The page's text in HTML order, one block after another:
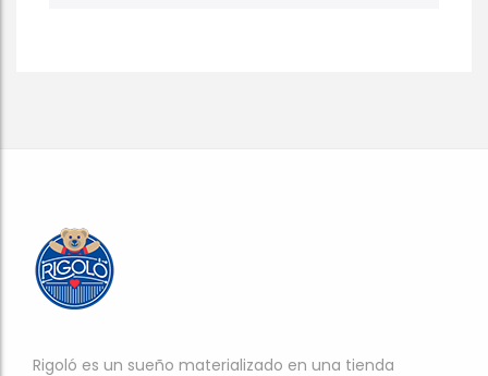
Rigoló es un sueño materializado en una tienda